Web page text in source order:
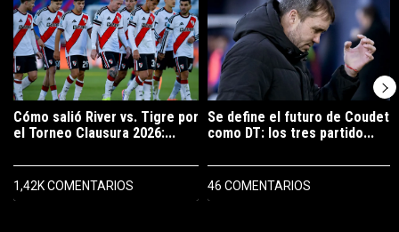
Cómo salió River vs. Tigre por
el Torneo Clausura 2026:...
1,42K COMENTARIOS
Se define el futuro de Coudet
como DT: los tres partido...
46 COMENTARIOS